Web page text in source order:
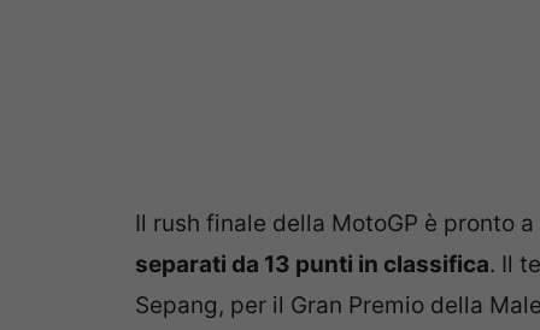
Il rush finale della MotoGP è pronto
separati da 13 punti in classifica. Il
Sepang, per il Gran Premio della